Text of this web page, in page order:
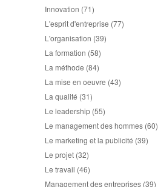
Innovation (71)
L'esprit d'entreprise (77)
L'organisation (39)
La formation (58)
La méthode (84)
La mise en oeuvre (43)
La qualité (31)
Le leadership (55)
Le management des hommes (60)
Le marketing et la publicité (39)
Le projet (32)
Le travail (46)
Management des entreprises (39)